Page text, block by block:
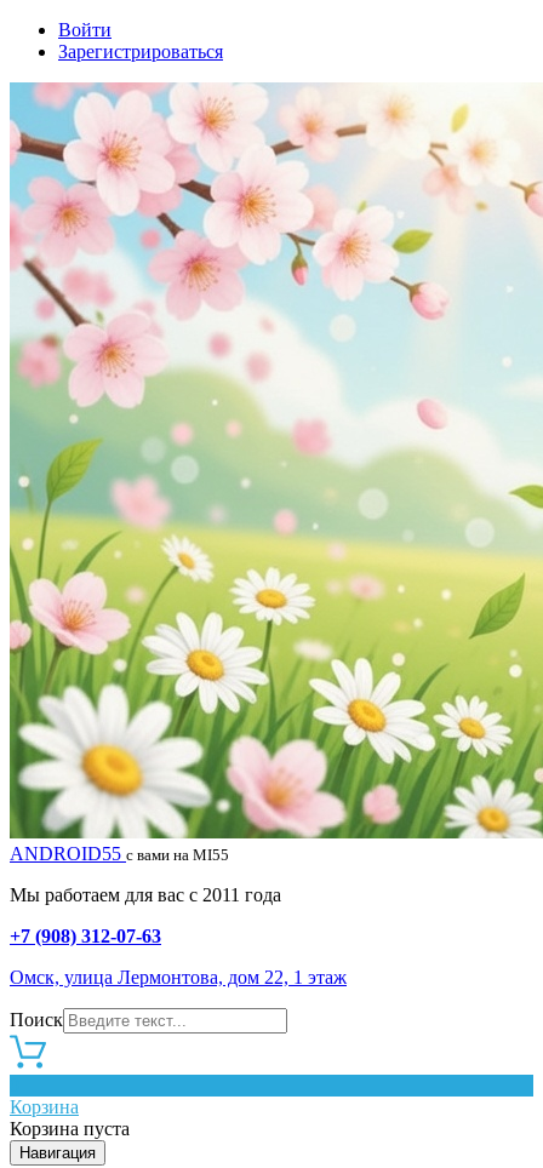
Войти
Зарегистрироваться
ANDROID55 с вами на MI55
Мы работаем для вас с 2011 года
+7 (908) 312-07-63
Омск, улица Лермонтова, дом 22, 1 этаж
Поиск
Корзина
Корзина пуста
Навигация